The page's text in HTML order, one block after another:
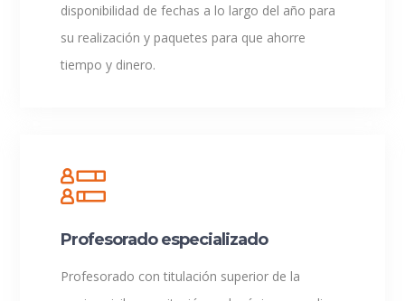
disponibilidad de fechas a lo largo del año para
su realización y paquetes para que ahorre
tiempo y dinero.
Profesorado especializado
Profesorado con titulación superior de la